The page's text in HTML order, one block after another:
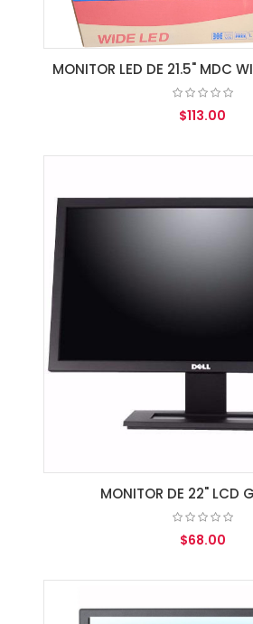
$113.00
MONITOR DE 22" LCD
$68.00